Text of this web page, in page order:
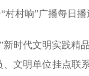
村响”广播每日
新时代文明实践
文明单位挂点联